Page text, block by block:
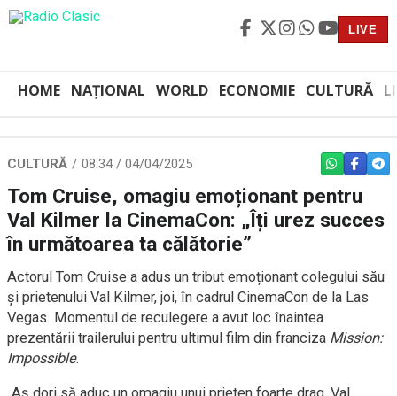
LIVE
HOME NAȚIONAL WORLD ECONOMIE CULTURĂ
CULTURĂ 08:34 / 04/04/2025 WHATSAPP
Tom Cruise, omagiu emoționant pentru
Val Kilmer la CinemaCon: „Îți urez succes
în următoarea ta călătorie”
Actorul Tom Cruise a adus un tribut emoționant colegului său
și prietenului Val Kilmer, joi, în cadrul CinemaCon de la Las
Vegas. Momentul de reculegere a avut loc înaintea
prezentării trailerului pentru ultimul film din franciza Mission:
Impossible.